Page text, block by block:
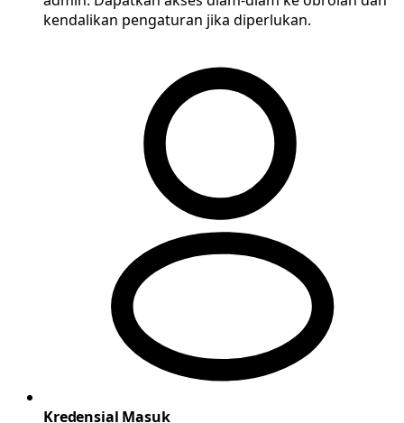
kendalikan pengaturan jika diperlukan.
Kredensial Masuk